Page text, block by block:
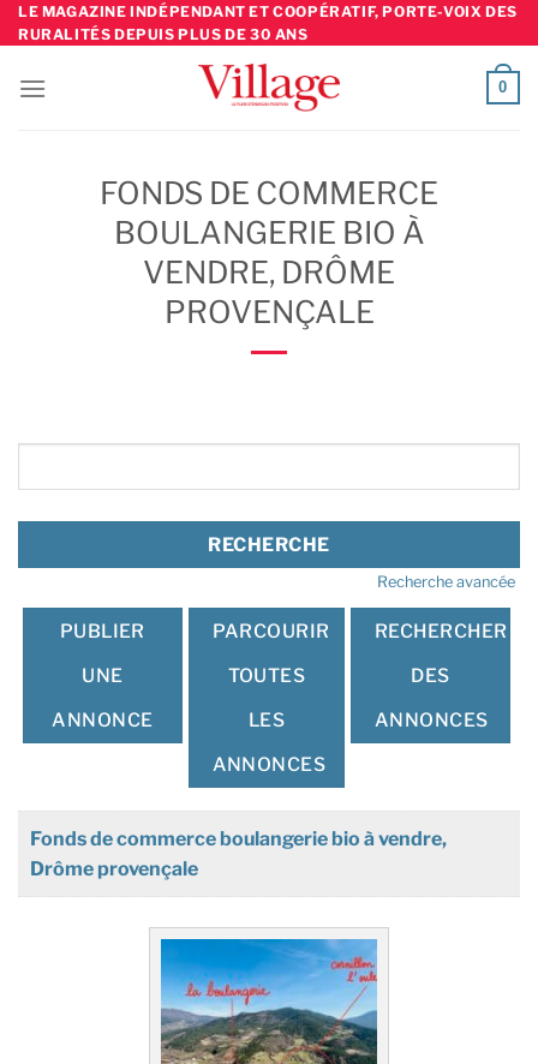
Skip
to
LE MAGAZINE INDÉPENDANT ET COOPÉRATIF, PORTE-VOIX DES
RURALITÉS DEPUIS PLUS DE 30 ANS
0
FONDS DE COMMERCE
BOULANGERIE BIO À
VENDRE, DRÔME
PROVENÇALE
Recherche avancée
PUBLIER
UNE
ANNONCE
PARCOURIR
TOUTES
LES
ANNONCES
RECHERCHER
DES
ANNONCES
Fonds de commerce boulangerie bio à vendre,
Drôme provençale